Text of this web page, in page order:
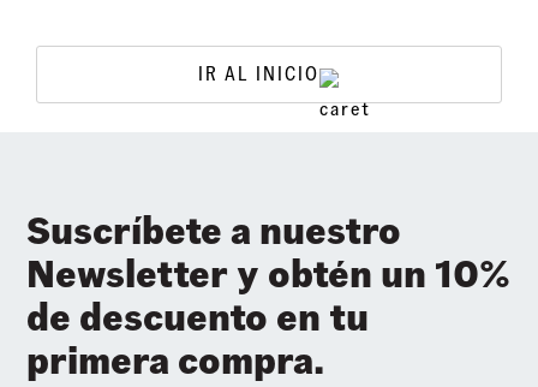
IR AL INICIO
Suscríbete a nuestro
Newsletter y obtén un 10%
de descuento en tu
primera compra.